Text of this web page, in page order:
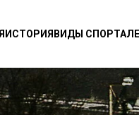
ИСТОРИЯВИДЫ СПОРТА